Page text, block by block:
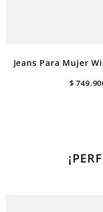
Jeans Para Mujer
$ 749.